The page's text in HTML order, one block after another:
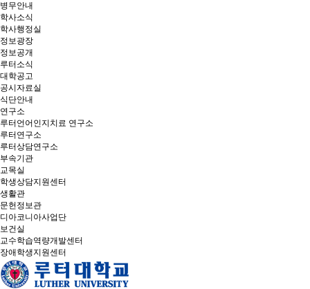
병무안내
학사소식
학사행정실
정보광장
정보공개
루터소식
대학공고
공시자료실
식단안내
연구소
루터언어인지치료 연구소
루터연구소
루터상담연구소
부속기관
교목실
학생상담지원센터
생활관
문헌정보관
디아코니아사업단
보건실
교수학습역량개발센터
장애학생지원센터